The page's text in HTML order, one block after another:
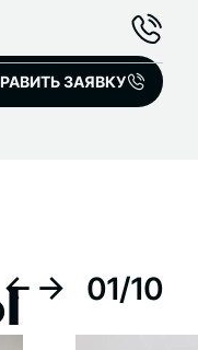
ЗАЯВКУ
01/10